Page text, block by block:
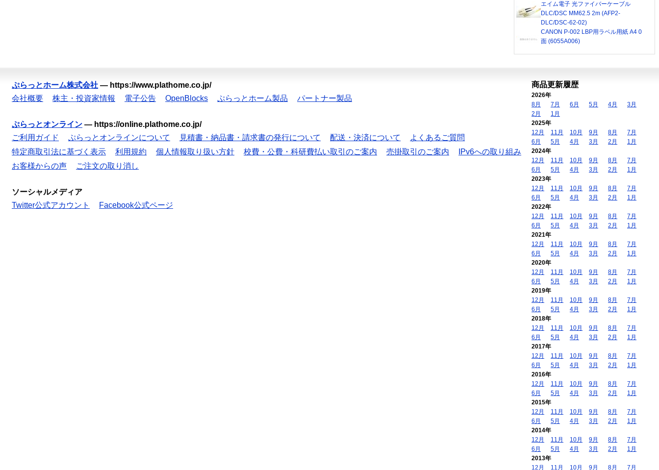
エイム電子 光ファイバーケーブル
DLC/DSC MM62.5 2m (AFP2-
DLC/DSC-62-02)
CANON P-002 LBP用ラベル用紙 A4 0
面 (6055A006)
ぷらっとホーム株式会社 — https://www.plathome.co.jp/
会社概要
株主・投資家情報 電子公告 OpenBlocks ぷらっとホーム製品 パートナー製品
ぷらっとオンライン — https://online.plathome.co.jp/
ご利用ガイド
ぷらっとオンラインについて 見積書・納品書・請求書の発行について 配送・決済について
よくあるご質問
特定商取引法に基づく表示
利用規約 個人情報取り扱い方針 校費・公費・科研費払い取引のご案内 売掛取引のご案内
IPv6への取り組み
お客様からの声
ご注文の取り消し
ソーシャルメディア
Twitter公式アカウント
Facebook公式ページ
商品更新履歴
2026年
8月
7月 6月 5月 4月
3月
2月
1月
2025年
12月
11月 10月 9月 8月
7月
6月
5月 4月 3月 2月
1月
2024年
12月
11月 10月 9月 8月
7月
6月
5月 4月 3月 2月
1月
2023年
12月
11月 10月 9月 8月
7月
6月
5月 4月 3月 2月
1月
2022年
12月
11月 10月 9月 8月
7月
6月
5月 4月 3月 2月
1月
2021年
12月
11月 10月 9月 8月
7月
6月
5月 4月 3月 2月
1月
2020年
12月
11月 10月 9月 8月
7月
6月
5月 4月 3月 2月
1月
2019年
12月
11月 10月 9月 8月
7月
6月
5月 4月 3月 2月
1月
2018年
12月
11月 10月 9月 8月
7月
6月
5月 4月 3月 2月
1月
2017年
12月
11月 10月 9月 8月
7月
6月
5月 4月 3月 2月
1月
2016年
12月
11月 10月 9月 8月
7月
6月
5月 4月 3月 2月
1月
2015年
12月
11月 10月 9月 8月
7月
6月
5月 4月 3月 2月
1月
2014年
12月
11月 10月 9月 8月
7月
6月
5月 4月 3月 2月
1月
2013年
12月
11月 10月 9月 8月 7月